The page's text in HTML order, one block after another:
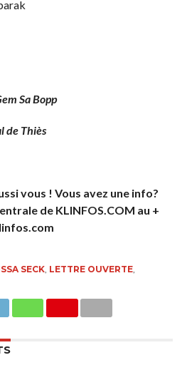
Sa Bopp
de Thiès
vous ! Vous avez une info?
de KLINFOS.COM au +
SECK, LETTRE OUVERTE,